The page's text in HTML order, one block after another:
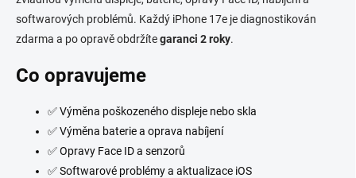
í
r
v
ý
p
i
s
softwarových problémů. Každý iPhone 17e je diagnostikován
zdarma a po opravě obdržítegaranci 2 roky.
Co opravujeme
✅ Výměna poškozeného displeje nebo skla
✅ Výměna baterie a oprava nabíjení
✅ Opravy Face ID a senzorů
✅ Softwarové problémy a aktualizace iOS